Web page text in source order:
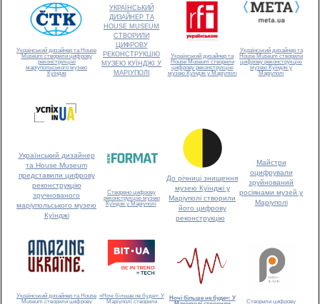
Український дизайнер та House
Museum створили цифрову
реконструкцію
маріупольського музею
Куїнджі
УКРАЇНСЬКИЙ
ДИЗАЙНЕР ТА
HOUSE MUSEUM
СТВОРИЛИ
ЦИФРОВУ
РЕКОНСТРУКЦІЮ
МУЗЕЮ КУЇНДЖІ У
МАРІУПОЛІ
Український дизайнер та
House Museum створили
цифрову реконструкцію
музею Куїнджі у Маріуполі
Український дизайнер та
House Museum створили
цифрову реконструкцію
музею Куїнджі у
Маріуполі
Український дизайнер
та House Museum
представили цифрову
реконструкцію
зручнованого
маріупольського музею
Куїнджі
Створено цифрову
реконструкцію музею
Куїнджі у Маріуполі
До річниці знищення
музею Куїнджі у
Маріуполі створили
його цифрову
реконструкцію
Майстри
оцифрували
зруйнований
росіянами музей у
Маріуполі
Український дизайнер та House
Museum створили цифрову
«Ночі більше не буде»: У
Маріуполі створили
Ночі більше не буде»: У
Створили цифрову